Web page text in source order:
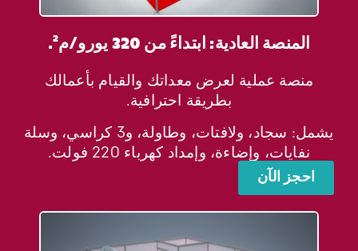
المنصة العادية: ابتداءً من 320 يورو/م².
منصة عملية لعرض معداتك والقيام بأعمالك
بطريقة احترافية.
يشمل: سجاد، ولافتات، وطاولة، و3 كراسي، وسلة
نفايات، وإضاءة، وإمداد كهرباء 220 فولت.
احجز الآن